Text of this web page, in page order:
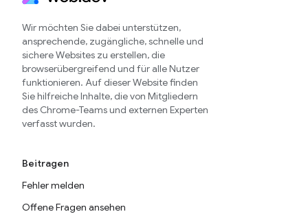
Wir möchten Sie dabei unterstützen,
ansprechende, zugängliche, schnelle und
sichere Websites zu erstellen, die
browserübergreifend und für alle Nutzer
funktionieren. Auf dieser Website finden
Sie hilfreiche Inhalte, die von Mitgliedern
des Chrome-Teams und externen Experten
verfasst wurden.
Beitragen
Fehler melden
Offene Fragen ansehen